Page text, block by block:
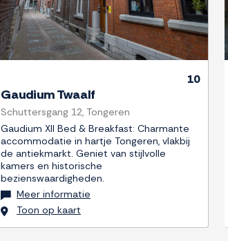
10
Gaudium Twaalf
Schuttersgang 12, Tongeren
Gaudium XII Bed & Breakfast: Charmante
accommodatie in hartje Tongeren, vlakbij
de antiekmarkt. Geniet van stijlvolle
kamers en historische
bezienswaardigheden.
Meer informatie
Toon op kaart